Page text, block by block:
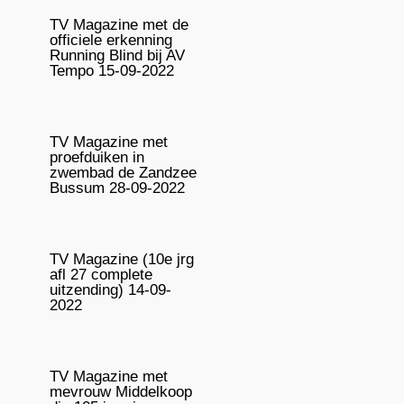
TV Magazine met de
officiele erkenning
Running Blind bij AV
Tempo 15-09-2022
TV Magazine met
proefduiken in
zwembad de Zandzee
Bussum 28-09-2022
TV Magazine (10e jrg
afl 27 complete
uitzending) 14-09-
2022
TV Magazine met
mevrouw Middelkoop